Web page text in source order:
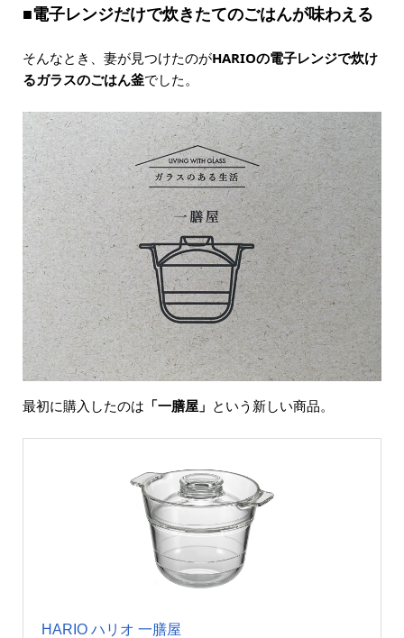
■電子レンジだけで炊きたてのごはんが味わえる
そんなとき、妻が見つけたのがHARIOの電子レンジで炊け
るガラスのごはん釜でした。
最初に購入したのは 「一膳屋」 という新しい商品。
HARIO ハリオ 一膳屋